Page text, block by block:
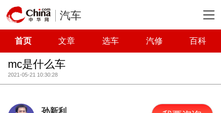
汽车
首页 文章 选车 汽修 百科
mc是什么车
2021-05-21 10:30:28
孙新利